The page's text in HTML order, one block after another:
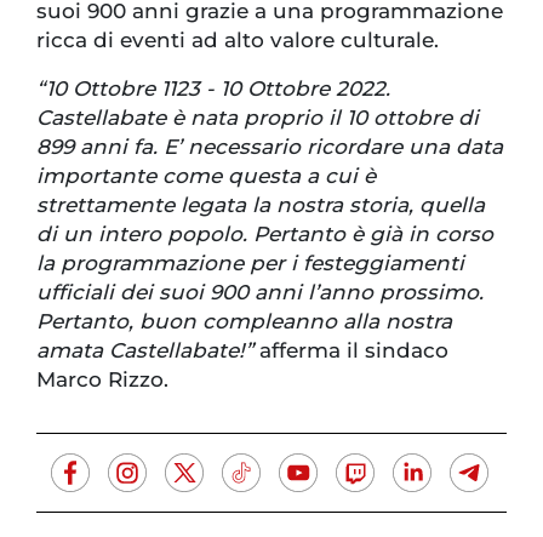
suoi 900 anni grazie a una programmazione
ricca di eventi ad alto valore culturale.
“10 Ottobre 1123 - 10 Ottobre 2022.
Castellabate è nata proprio il 10 ottobre di
899 anni fa. E’ necessario ricordare una data
importante come questa a cui è
strettamente legata la nostra storia, quella
di un intero popolo. Pertanto è già in corso
la programmazione per i festeggiamenti
ufficiali dei suoi 900 anni l’anno prossimo.
Pertanto, buon compleanno alla nostra
amata Castellabate!”afferma il sindaco
Marco Rizzo.